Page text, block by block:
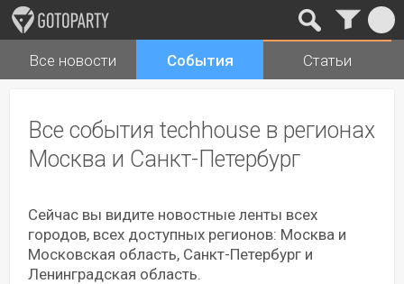
Города Музыка
Все новости События Статьи
Все события techhouse в регионах
Москва и Санкт-Петербург
Сейчас вы видите новостные ленты всех
городов, всех доступных регионов: Москва и
Московская область, Санкт-Петербург и
Ленинградская область.